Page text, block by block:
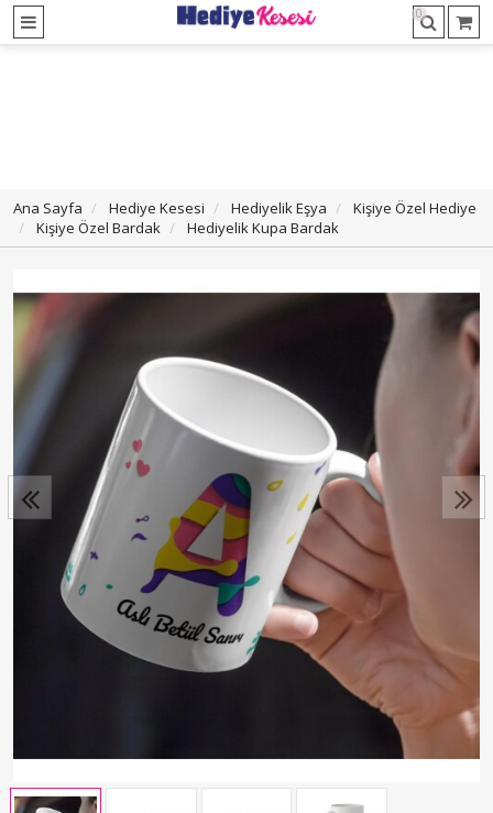
0
Ana Sayfa Hediye Kesesi Hediyelik Eşya
Kişiye Özel Hediye
Kişiye Özel Bardak
Hediyelik Kupa Bardak